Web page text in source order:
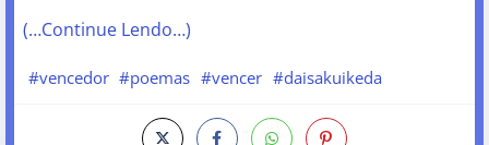
(…Continue Lendo…)
#vencedor #poemas #vencer #daisakuikeda